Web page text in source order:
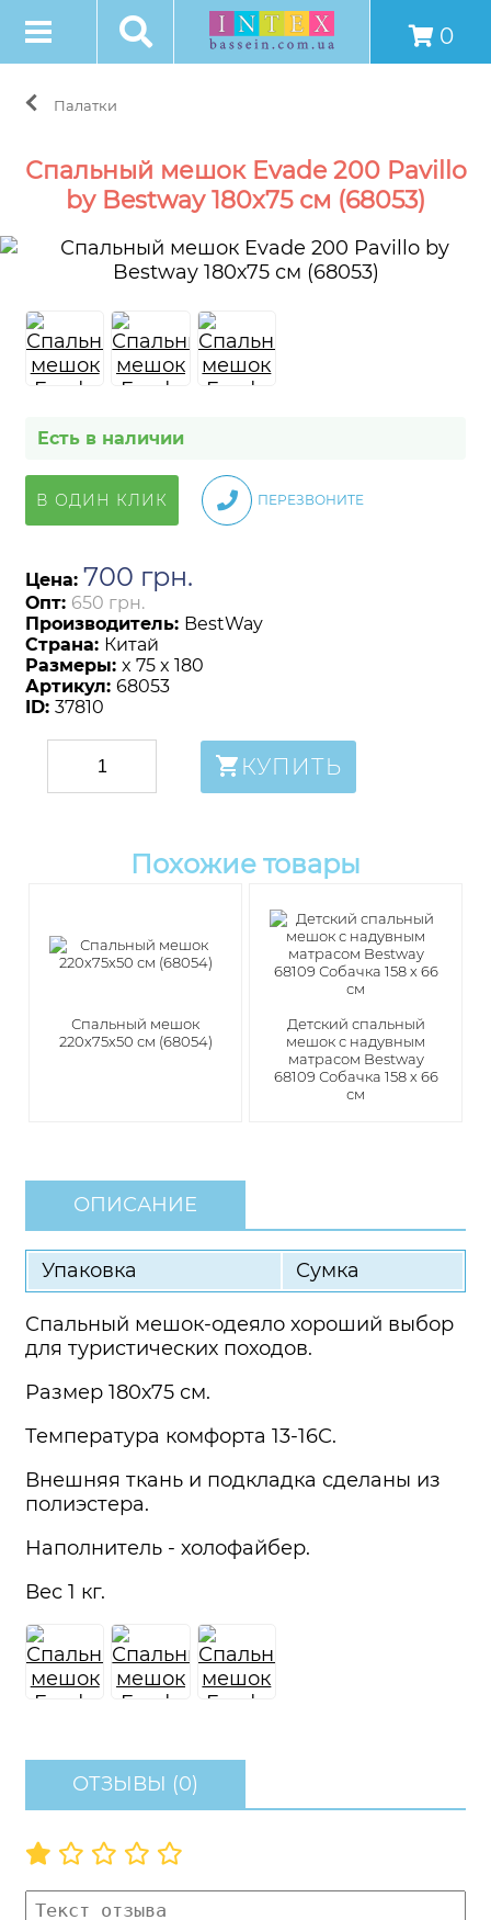
0
Палатки
Спальный мешок Evade 200 Pavillo
by Bestway 180х75 см (68053)
Есть в наличии
В ОДИН КЛИК ПЕРЕЗВОНИТЕ
Цена: 700 грн.
Опт: 650 грн.
Производитель: BestWay
Страна: Китай
Размеры: x 75 x 180
Артикул: 68053
ID: 37810
КУПИТЬ
Похожие товары
Спальный мешок
220х75х50 см (68054)
Детский спальный
мешок с надувным
матрасом Bestway
68109 Собачка 158 х 66
см
ОПИСАНИЕ
Упаковка Сумка
Спальный мешок-одеяло хороший выбор
для туристических походов.
Размер 180х75 см.
Температура комфорта 13-16С.
Внешняя ткань и подкладка сделаны из
полиэстера.
Наполнитель - холофайбер.
Вес 1 кг.
ОТЗЫВЫ (0)